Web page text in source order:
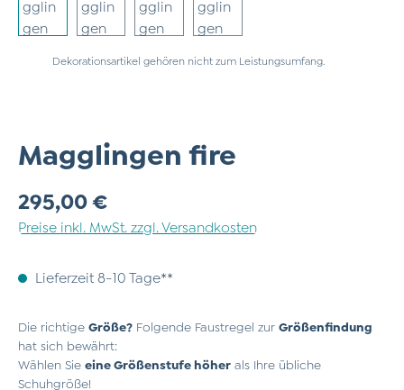
Dekorationsartikel gehören nicht zum Leistungsumfang.
Magglingen fire
Regulärer Preis:
295,00 €
Preise inkl. MwSt. zzgl. Versandkosten
Lieferzeit 8-10 Tage**
Die richtige Größe? Folgende Faustregel zur Größenfindung
hat sich bewährt:
Wählen Sie eine Größenstufe höher als Ihre übliche
Schuhgröße!